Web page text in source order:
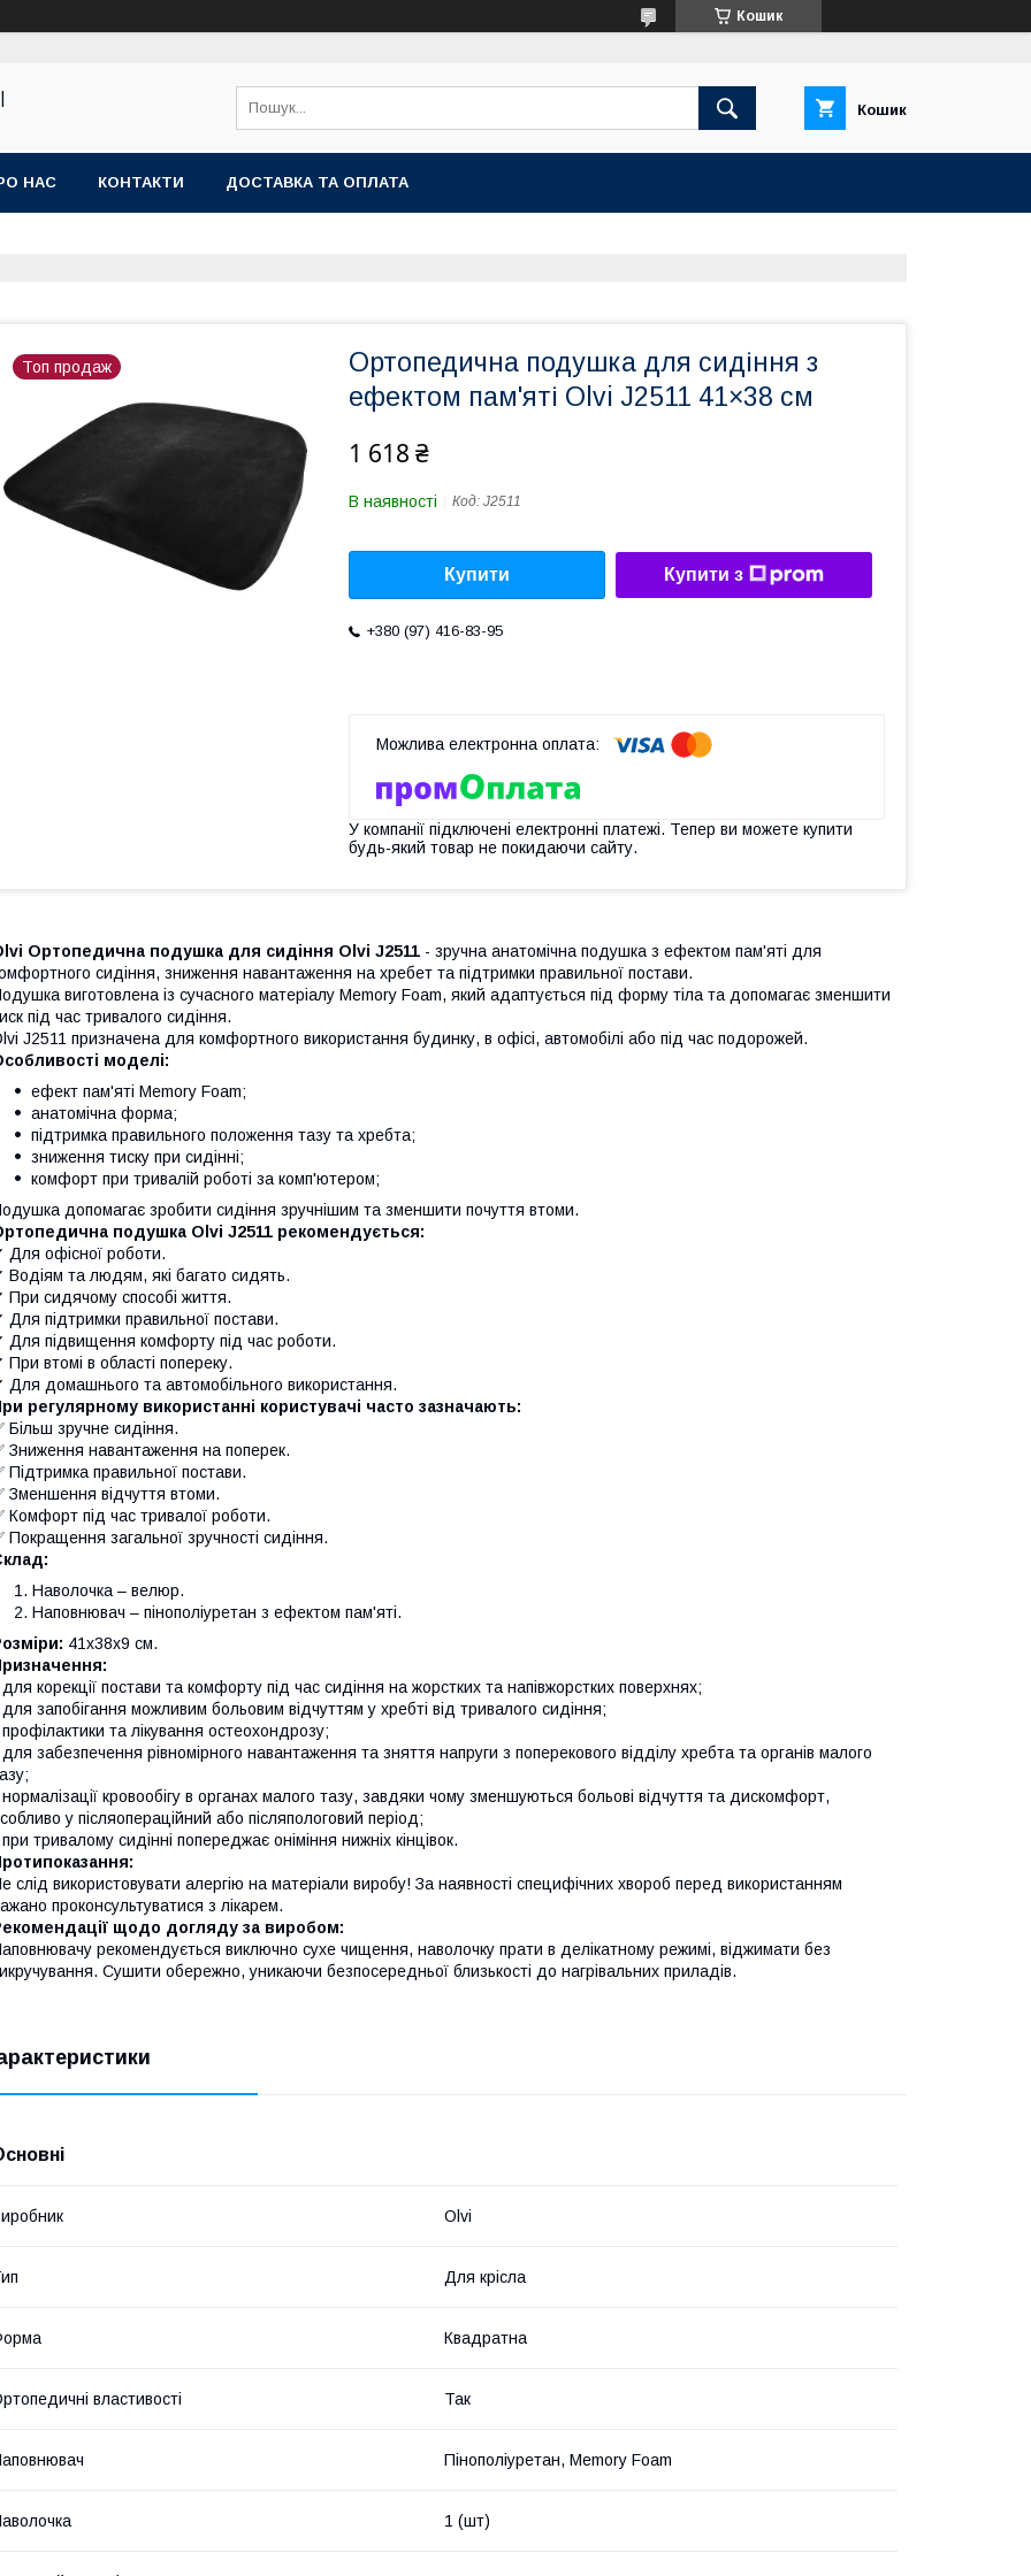
Кошик
Кошик
НАС КОНТАКТИ ДОСТАВКА ТА ОПЛАТА
Топ продаж
Ортопедична подушка для сидіння з
ефектом пам'яті Olvi J2511 41×38 см
1 618 ₴
В наявності Код: J2511
Купити Купити з
+380 (97) 416-83-95
У компанії підключені електронні платежі. Тепер ви можете купити
будь-який товар не покидаючи сайту.
Ортопедична подушка для сидіння Olvi J2511 - зручна анатомічна подушка з ефектом пам'яті для
сидіння, зниження навантаження на хребет та підтримки правильної постави.
виготовлена ​​із сучасного матеріалу Memory Foam, який адаптується під форму тіла та допомагає зменшити
під час тривалого сидіння.
J2511 призначена для комфортного використання будинку, в офісі, автомобілі або під час подорожей.
моделі:
ефект пам'яті Memory Foam;
анатомічна форма;
підтримка правильного положення тазу та хребта;
зниження тиску при сидінні;
комфорт при тривалій роботі за комп'ютером;
допомагає зробити сидіння зручнішим та зменшити почуття втоми.
подушка Olvi J2511 рекомендується:
Для офісної роботи.
Водіям та людям, які багато сидять.
При сидячому способі життя.
Для підтримки правильної постави.
Для підвищення комфорту під час роботи.
При втомі в області попереку.
Для домашнього та автомобільного використання.
регулярному використанні користувачі часто зазначають:
Більш зручне сидіння.
Зниження навантаження на поперек.
Підтримка правильної постави.
Зменшення відчуття втоми.
Комфорт під час тривалої роботи.
Покращення загальної зручності сидіння.
Наволочка – велюр.
Наповнювач – пінополіуретан з ефектом пам'яті.
41х38х9 см.
для корекції постави та комфорту під час сидіння на жорстких та напівжорстких поверхнях;
для запобігання можливим больовим відчуттям у хребті від тривалого сидіння;
профілактики та лікування остеохондрозу;
для забезпечення рівномірного навантаження та зняття напруги з поперекового відділу хребта та органів малого
нормалізації кровообігу в органах малого тазу, завдяки чому зменшуються больові відчуття та дискомфорт,
у післяопераційний або післяпологовий період;
при тривалому сидінні попереджає оніміння нижніх кінцівок.
слід використовувати алергію на матеріали виробу! За наявності специфічних хвороб перед використанням
проконсультуватися з лікарем.
щодо догляду за виробом:
рекомендується виключно сухе чищення, наволочку прати в делікатному режимі, віджимати без
Сушити обережно, уникаючи безпосередньої близькості до нагрівальних приладів.
Olvi
Для крісла
Квадратна
властивості Так
Пінополіуретан, Memory Foam
1 (шт)